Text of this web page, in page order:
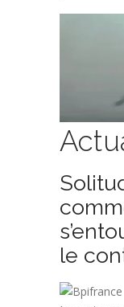
le